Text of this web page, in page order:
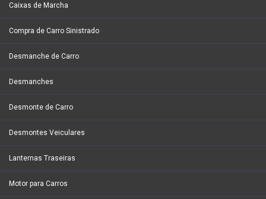
Caixas de Marcha
Compra de Carro Sinistrado
Desmanche de Carro
Desmanches
Desmonte de Carro
Desmontes Veiculares
Lanternas Traseiras
Motor para Carros